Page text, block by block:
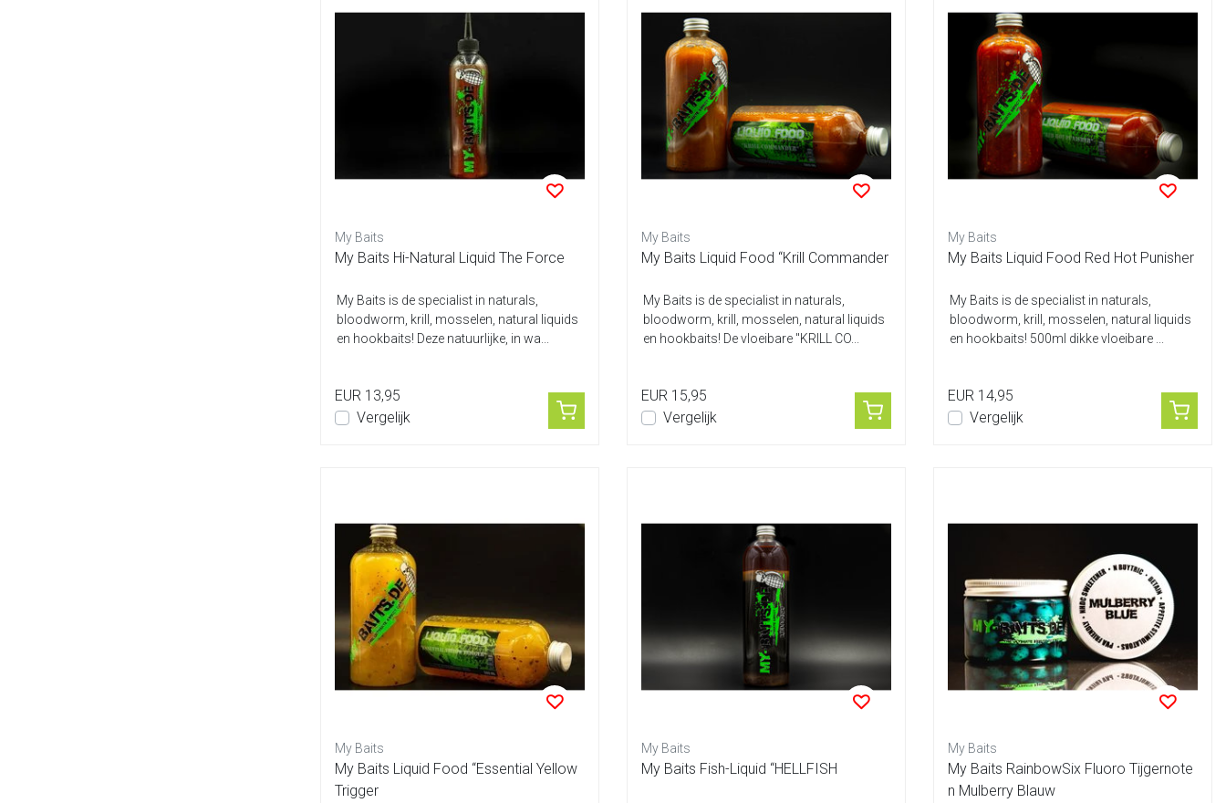
My Baits
My Baits Hi-Natural Liquid The Force
My Baits is de specialist in naturals,
bloodworm, krill, mosselen, natural liquids
en hookbaits! Deze natuurlijke, in wa...
EUR 13,95
Vergelijk
My Baits
My Baits Liquid Food “Krill Commander
My Baits is de specialist in naturals,
bloodworm, krill, mosselen, natural liquids
en hookbaits! De vloeibare "KRILL CO...
EUR 15,95
Vergelijk
My Baits
My Baits Liquid Food Red Hot Punisher
My Baits is de specialist in naturals,
bloodworm, krill, mosselen, natural liquids
en hookbaits! 500ml dikke vloeibare ...
EUR 14,95
Vergelijk
My Baits
My Baits Liquid Food “Essential Yellow
Trigger
My Baits
My Baits Fish-Liquid “HELLFISH
My Baits
My Baits RainbowSix Fluoro Tijgernote
n Mulberry Blauw